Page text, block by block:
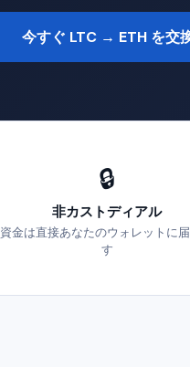
今すぐ LTC → ETH を交
🔒
非カストディアル
資金は直接あなたのウォレットに
す